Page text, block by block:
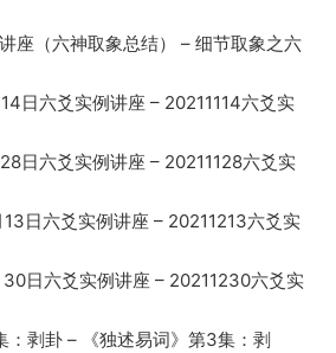
座（六神取象总结） – 细节取象之六
日六爻实例讲座 – 20211114六爻实
日六爻实例讲座 – 20211128六爻实
日六爻实例讲座 – 20211213六爻实
日六爻实例讲座 – 20211230六爻实
：剥卦 – 《独述易词》第3集：剥